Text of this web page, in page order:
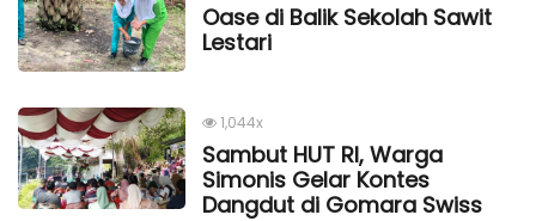
Oase di Balik Sekolah Sawit
Lestari
1,044x
Sambut HUT RI, Warga
Simonis Gelar Kontes
Dangdut di Gomara Swiss